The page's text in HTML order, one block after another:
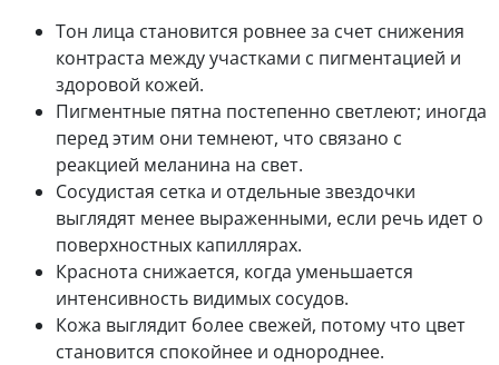
Тон лица становится ровнее за счет снижения
контраста между участками с пигментацией и
здоровой кожей.
Пигментные пятна постепенно светлеют; иногда
перед этим они темнеют, что связано с
реакцией меланина на свет.
Сосудистая сетка и отдельные звездочки
выглядят менее выраженными, если речь идет о
поверхностных капиллярах.
Краснота снижается, когда уменьшается
интенсивность видимых сосудов.
Кожа выглядит более свежей, потому что цвет
становится спокойнее и однороднее.